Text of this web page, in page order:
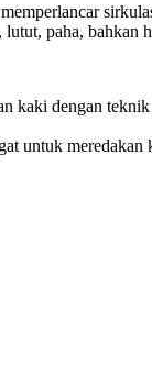
paha, bahkan
kaki dengan
untuk